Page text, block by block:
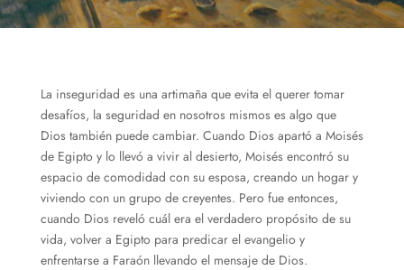
La inseguridad es una artimaña que evita el querer tomar
desafíos, la seguridad en nosotros mismos es algo que
Dios también puede cambiar. Cuando Dios apartó a Moisés
de Egipto y lo llevó a vivir al desierto, Moisés encontró su
espacio de comodidad con su esposa, creando un hogar y
viviendo con un grupo de creyentes. Pero fue entonces,
cuando Dios reveló cuál era el verdadero propósito de su
vida, volver a Egipto para predicar el evangelio y
enfrentarse a Faraón llevando el mensaje de Dios.